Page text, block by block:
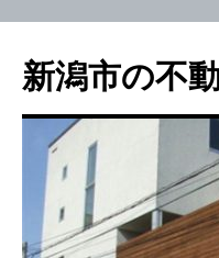
新潟市の不